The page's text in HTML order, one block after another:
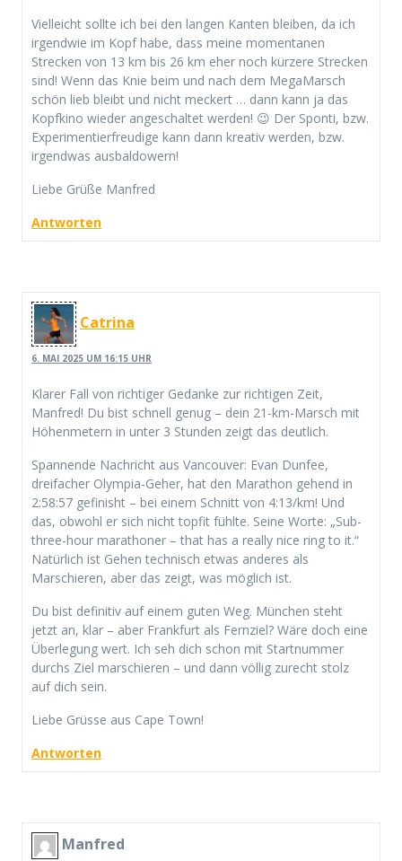
Vielleicht sollte ich bei den langen Kanten bleiben, da ich
irgendwie im Kopf habe, dass meine momentanen
Strecken von 13 km bis 26 km eher noch kürzere Strecken
sind! Wenn das Knie beim und nach dem MegaMarsch
schön lieb bleibt und nicht meckert … dann kann ja das
Kopfkino wieder angeschaltet werden! 😉 Der Sponti, bzw.
Experimentierfreudige kann dann kreativ werden, bzw.
irgendwas ausbaldowern!
Liebe Grüße Manfred
Antworten
Catrina
6. MAI 2025 UM 16:15 UHR
Klarer Fall von richtiger Gedanke zur richtigen Zeit,
Manfred! Du bist schnell genug – dein 21-km-Marsch mit
Höhenmetern in unter 3 Stunden zeigt das deutlich.
Spannende Nachricht aus Vancouver: Evan Dunfee,
dreifacher Olympia-Geher, hat den Marathon gehend in
2:58:57 gefinisht – bei einem Schnitt von 4:13/km! Und
das, obwohl er sich nicht topfit fühlte. Seine Worte: „Sub-
three-hour marathoner – that has a really nice ring to it.“
Natürlich ist Gehen technisch etwas anderes als
Marschieren, aber das zeigt, was möglich ist.
Du bist definitiv auf einem guten Weg. München steht
jetzt an, klar – aber Frankfurt als Fernziel? Wäre doch eine
Überlegung wert. Ich seh dich schon mit Startnummer
durchs Ziel marschieren – und dann völlig zurecht stolz
auf dich sein.
Liebe Grüsse aus Cape Town!
Antworten
Manfred